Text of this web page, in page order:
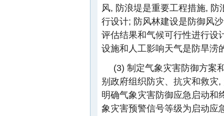
风, 防浪堤是重要工程措施,
行设计; 防风林建设是防御风
评估结果和气候可行性进行设
设施和人工影响天气是防旱涝
(3) 制定气象灾害防御方案
别政府组织防灾、抗灾和救灾
明确气象灾害防御应急启动和
象灾害预警信号等级为启动应